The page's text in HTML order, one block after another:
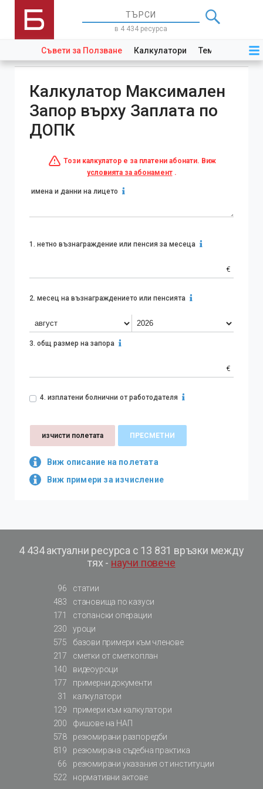
в 4 434 ресурса
Съвети за Ползване Калкулатори Теми Закони
Виж описание на полетата
Виж примери за изчисление
Калкулатор Максимален
Запор върху Заплата по
ДОПК
Този калкулатор е за платени абонати. Виж
условията за абонамент.
имена и данни на лицето
1. нетно възнаграждение или пенсия за месеца
€
2. месец на възнаграждението или пенсията
3. общ размер на запора
€
4. изплатени болнични от работодателя
изчисти полетата ПРЕСМЕТНИ
4 434 актуални ресурса с 13 831 връзки между
тях - научи повече
96
статии
483
становища по казуси
171
стопански операции
230
уроци
575
базови примери към членове
217
сметки от сметкоплан
140
видеоуроци
177
примерни документи
31
калкулатори
129
примери към калкулатори
200
фишове на НАП
578
резюмирани разпоредби
819
резюмирана съдебна практика
66
резюмирани указания от институции
522
нормативни актове